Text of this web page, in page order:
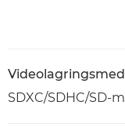
SDXC/SDHC/SD-